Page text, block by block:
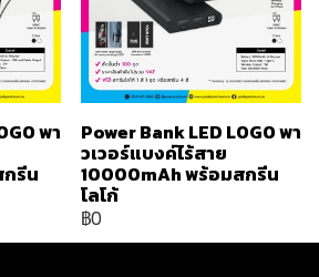
พา
รีน
Power Bank LED LOGO พา
วเวอร์แบงค์ไร้สาย
10000mAh พร้อมสกรีน
โลโก้
฿0